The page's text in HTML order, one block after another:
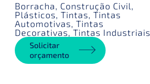
Borracha, Construção Civil,
Plásticos, Tintas, Tintas
Automotivas, Tintas
Decorativas, Tintas Industriais
Solicitar
orçamento